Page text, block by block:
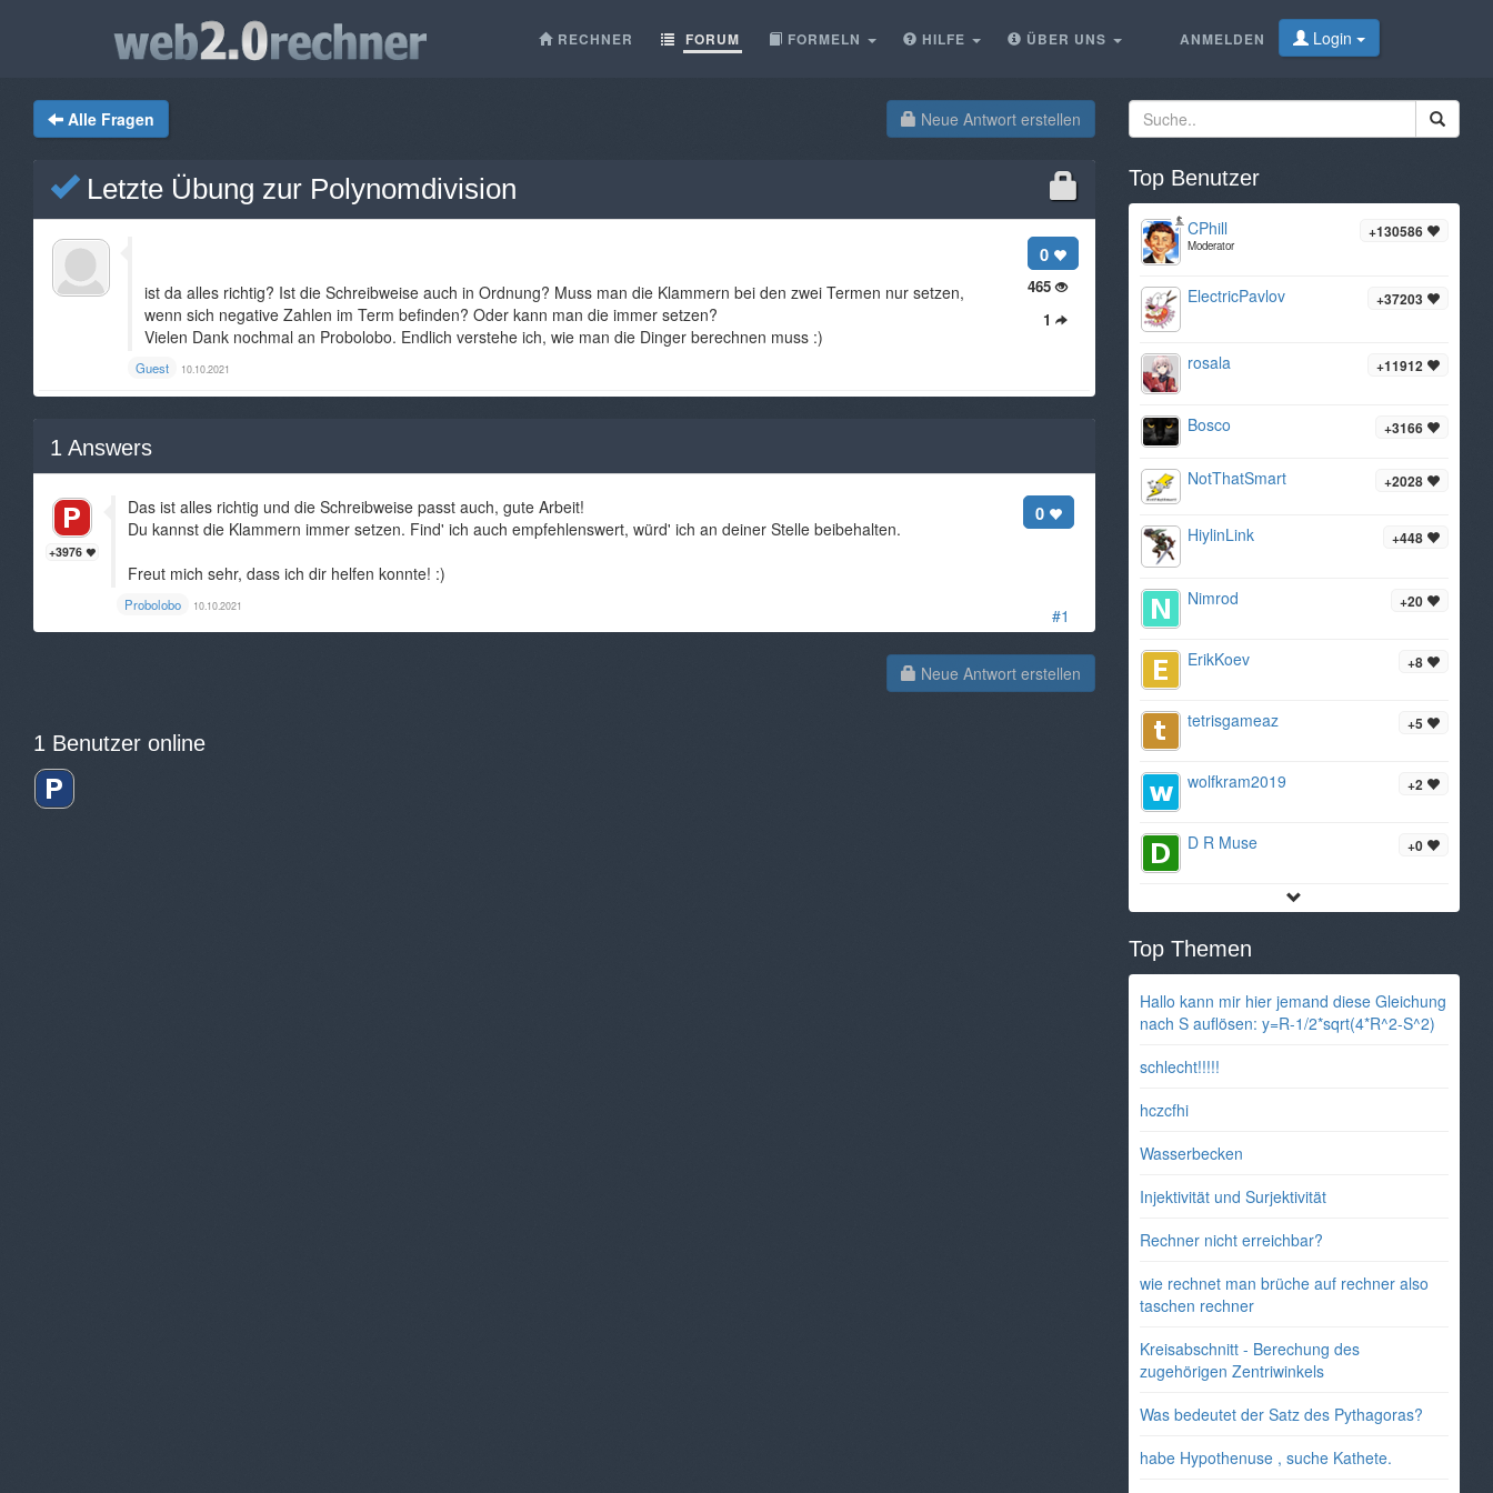
ANMELDEN Login
RECHNER FORUM FORMELN HILFE ÜBER UNS
Neue Antwort erstellen
Alle Fragen
Letzte Übung zur Polynomdivision
0
465
1
ist da alles richtig? Ist die Schreibweise auch in Ordnung? Muss man die Klammern bei den zwei Termen nur setzen,
wenn sich negative Zahlen im Term befinden? Oder kann man die immer setzen?
Vielen Dank nochmal an Probolobo. Endlich verstehe ich, wie man die Dinger berechnen muss :)
Guest 10.10.2021
1 Answers
#1
+3976
0
Das ist alles richtig und die Schreibweise passt auch, gute Arbeit!
Du kannst die Klammern immer setzen. Find' ich auch empfehlenswert, würd' ich an deiner Stelle beibehalten.
Freut mich sehr, dass ich dir helfen konnte! :)
Probolobo 10.10.2021
Neue Antwort erstellen
1 Benutzer online
Top Benutzer
+130586
CPhill
Moderator
+37203
ElectricPavlov
+11912
rosala
+3166
Bosco
+2028
NotThatSmart
+448
HiylinLink
+20
Nimrod
+8
ErikKoev
+5
tetrisgameaz
+2
wolfkram2019
+0
D R Muse
Top Themen
Hallo kann mir hier jemand diese Gleichung
nach S auflösen: y=R-1/2*sqrt(4*R^2-S^2)
schlecht!!!!!
hczcfhi
Wasserbecken
Injektivität und Surjektivität
Rechner nicht erreichbar?
wie rechnet man brüche auf rechner also
taschen rechner
Kreisabschnitt - Berechung des
zugehörigen Zentriwinkels
Was bedeutet der Satz des Pythagoras?
habe Hypothenuse , suche Kathete.